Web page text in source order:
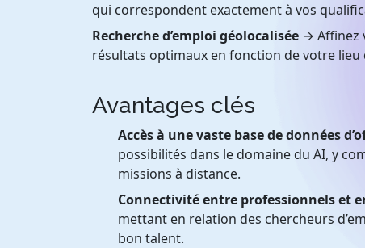
qui correspondent exactement à vos
Recherche d’emploi géolocalisée → Affinez
résultats optimaux en fonction de votre lieu
Avantages clés
Accès à une vaste base de données
possibilités dans le domaine du AI, y
missions à distance.
Connectivité entre professionnels et
mettant en relation des chercheurs
bon talent.